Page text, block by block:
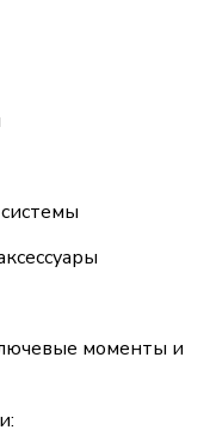
моменты и